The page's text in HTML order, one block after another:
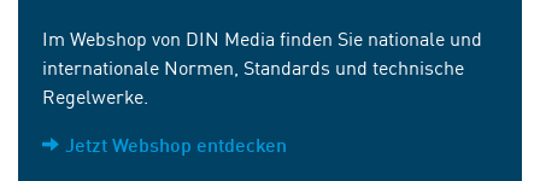
Im Webshop von DIN Media finden Sie nationale und
internationale Normen, Standards und technische
Regelwerke.
Jetzt Webshop entdecken